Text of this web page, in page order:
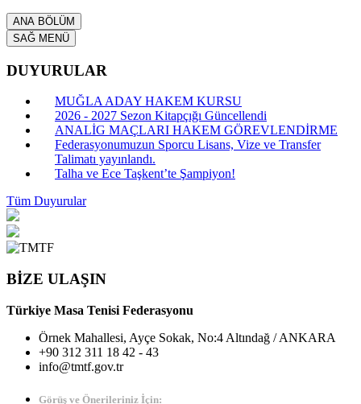
ANA BÖLÜM
SAĞ MENÜ
DUYURULAR
MUĞLA ADAY HAKEM KURSU
2026 - 2027 Sezon Kitapçığı Güncellendi
ANALİG MAÇLARI HAKEM GÖREVLENDİRME
Federasyonumuzun Sporcu Lisans, Vize ve Transfer
Talimatı yayınlandı.
Talha ve Ece Taşkent’te Şampiyon!
Tüm Duyurular
BİZE ULAŞIN
Türkiye Masa Tenisi Federasyonu
Örnek Mahallesi, Ayçe Sokak, No:4 Altındağ / ANKARA
+90 312 311 18 42 - 43
info@tmtf.gov.tr
Görüş ve Önerileriniz İçin: